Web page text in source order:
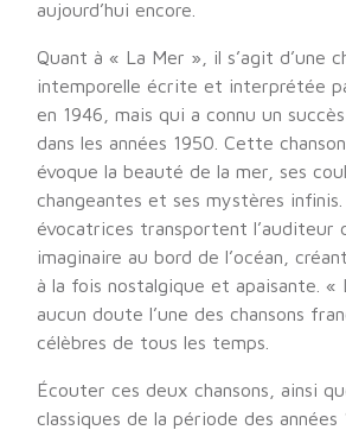
aujourd’hui encore.
Quant à « La Mer », il s’agit d’une
intemporelle écrite et interprétée
en 1946, mais qui a connu un
dans les années 1950. Cette
évoque la beauté de la mer, ses
changeantes et ses mystères infinis.
évocatrices transportent l’auditeur
imaginaire au bord de l’océan,
à la fois nostalgique et apaisante. «
aucun doute l’une des chansons
célèbres de tous les temps.
Écouter ces deux chansons, ainsi
classiques de la période des années